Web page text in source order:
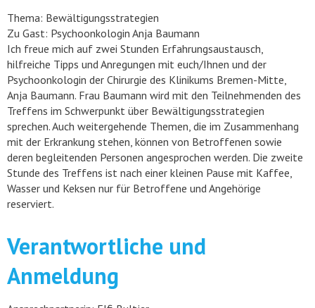
Thema: Bewältigungsstrategien
Zu Gast: Psychoonkologin Anja Baumann
Ich freue mich auf zwei Stunden Erfahrungsaustausch,
hilfreiche Tipps und Anregungen mit euch/Ihnen und der
Psychoonkologin der Chirurgie des Klinikums Bremen-Mitte,
Anja Baumann. Frau Baumann wird mit den Teilnehmenden des
Treffens im Schwerpunkt über Bewältigungsstrategien
sprechen. Auch weitergehende Themen, die im Zusammenhang
mit der Erkrankung stehen, können von Betroffenen sowie
deren begleitenden Personen angesprochen werden. Die zweite
Stunde des Treffens ist nach einer kleinen Pause mit Kaffee,
Wasser und Keksen nur für Betroffene und Angehörige
reserviert.
Verantwortliche und
Anmeldung